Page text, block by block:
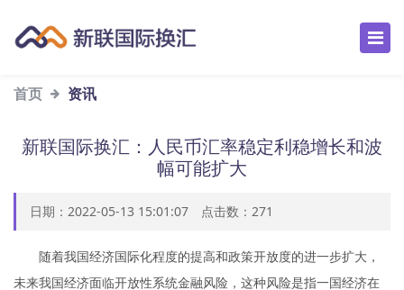
首页 资讯
新联国际换汇：人民币汇率稳定利稳增长和波
幅可能扩大
日期：2022-05-13 15:01:07 点击数： 271
随着我国经济国际化程度的提高和政策开放度的进一步扩大，
未来我国经济面临开放性系统金融风险，这种风险是指一国经济在